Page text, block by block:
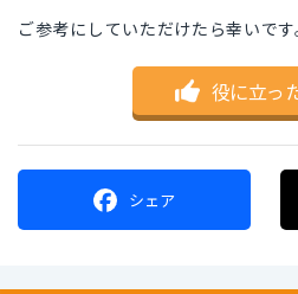
ご参考にしていただけたら幸いです
役に立っ
シェア